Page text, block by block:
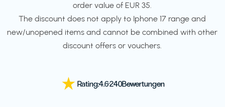
order value of EUR 35.
The discount does not apply to Iphone 17 range and
new/unopened items and cannot be combined with other
discount offers or vouchers.
Rating:4.6·240Bewertungen